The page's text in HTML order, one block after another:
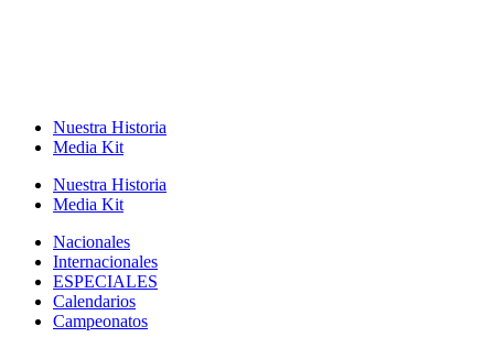
Nuestra Historia
Media Kit
Nuestra Historia
Media Kit
Nacionales
Internacionales
ESPECIALES
Calendarios
Campeonatos